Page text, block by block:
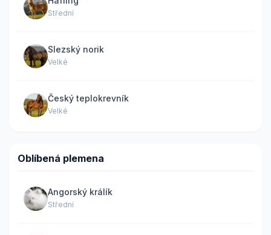
Střední
Slezský norik
Velké
Český teplokrevník
Velké
Oblíbená plemena
Angorský králík
Střední